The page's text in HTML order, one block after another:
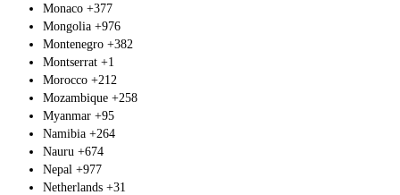
Monaco +377
Mongolia +976
Montenegro +382
Montserrat +1
Morocco +212
Mozambique +258
Myanmar +95
Namibia +264
Nauru +674
Nepal +977
Netherlands +31